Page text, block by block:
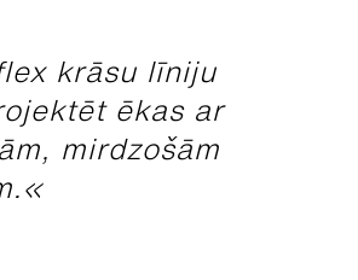
krāsu līniju
ēkas ar
mirdzošām